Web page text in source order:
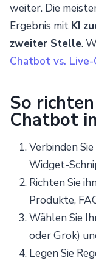
weiter. Die
Ergebnis mit KI
zweiter Stelle.
Chatbot vs.
So
Chatbot
Verbinden
Widget-
Richten Sie
Produkte,
Wählen Sie
oder Grok)
Legen Sie
Pricing